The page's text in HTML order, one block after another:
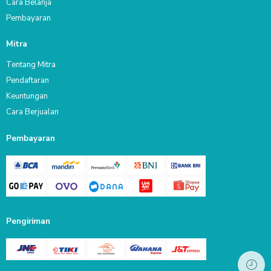
Pembayaran
Mitra
Tentang Mitra
Pendaftaran
Keuntungan
Cara Berjualan
Pembayaran
Pengiriman